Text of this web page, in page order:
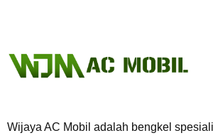
Wijaya AC Mobil adalah bengkel